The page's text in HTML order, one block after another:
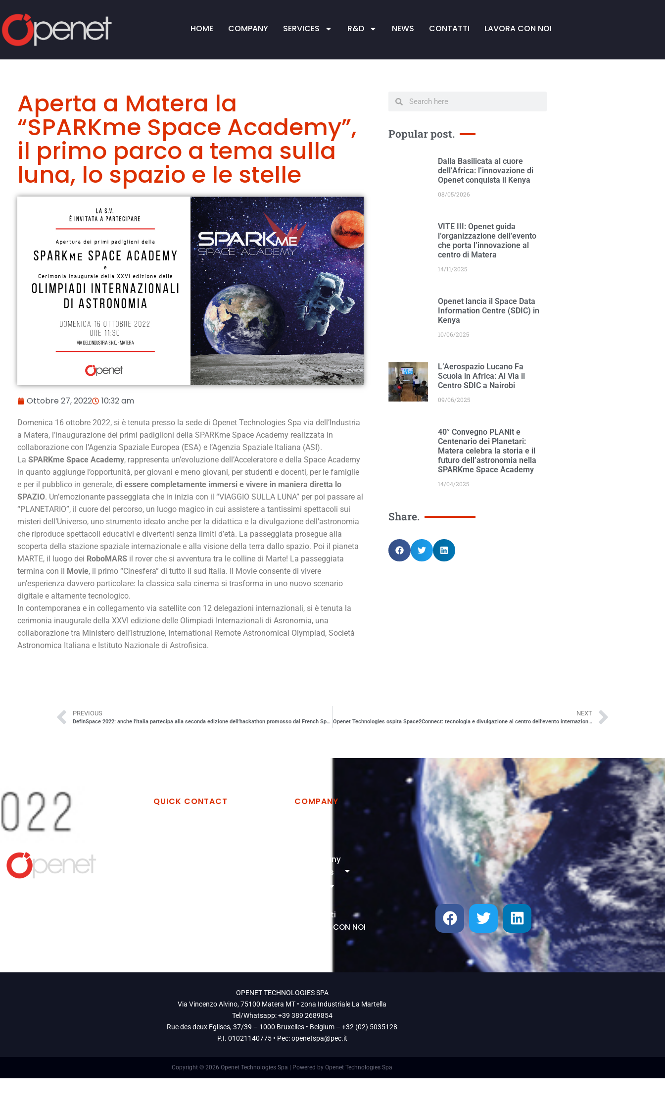
HOME COMPANY SERVICES R&D NEWS CONTATTI LAVORA CON NOI
Aperta a Matera la
“SPARKme Space Academy”,
il primo parco a tema sulla
luna, lo spazio e le stelle
Ottobre 27, 2022 10:32 am
Domenica 16 ottobre 2022, si è tenuta presso la sede di Openet Technologies Spa via dell’Industria
a Matera, l’inaugurazione dei primi padiglioni della SPARKme Space Academy realizzata in
collaborazione con l’Agenzia Spaziale Europea (ESA) e l’Agenzia Spaziale Italiana (ASI).
La SPARKme Space Academy, rappresenta un’evoluzione dell’Acceleratore e della Space Academy
in quanto aggiunge l’opportunità, per giovani e meno giovani, per studenti e docenti, per le famiglie
e per il pubblico in generale, di essere completamente immersi e vivere in maniera diretta lo
SPAZIO. Un’emozionante passeggiata che in inizia con il “VIAGGIO SULLA LUNA” per poi passare al
“PLANETARIO”, il cuore del percorso, un luogo magico in cui assistere a tantissimi spettacoli sui
misteri dell’Universo, uno strumento ideato anche per la didattica e la divulgazione dell’astronomia
che riproduce spettacoli educativi e divertenti senza limiti d’età. La passeggiata prosegue alla
scoperta della stazione spaziale internazionale e alla visione della terra dallo spazio. Poi il pianeta
MARTE, il luogo dei RoboMARS il rover che si avventura tra le colline di Marte! La passeggiata
termina con il
Movie, il primo “Cinesfera” di tutto il sud Italia. Il Movie consente di vivere
un’esperienza davvero particolare: la classica sala cinema si trasforma in uno nuovo scenario
digitale e altamente tecnologico.
In contemporanea e in collegamento via satellite con 12 delegazioni internazionali, si è tenuta la
cerimonia inaugurale della XXVI edizione delle Olimpiadi Internazionali di Asronomia, una
collaborazione tra Ministero dell’Istruzione, International Remote Astronomical Olympiad, Società
Astronomica Italiana e Istituto Nazionale di Astrofisica.
Popular post.
Dalla Basilicata al cuore
dell’Africa: l’innovazione di
Openet conquista il Kenya
08/05/2026
VITE III: Openet guida
l’organizzazione dell’evento
che porta l’innovazione al
centro di Matera
14/11/2025
Openet lancia il Space Data
Information Centre (SDIC) in
Kenya
10/06/2025
L’Aerospazio Lucano Fa
Scuola in Africa: Al Via il
Centro SDIC a Nairobi
09/06/2025
40° Convegno PLANit e
Centenario dei Planetari:
Matera celebra la storia e il
futuro dell’astronomia nella
SPARKme Space Academy
14/04/2025
Share.
PREVIOUS
DefInSpace 2022: anche l’Italia partecipa alla seconda edizione dell’hackathon promosso dal French Space Command: 24 ore per immaginare soluzioni per la Difesa spaziale di domani.
NEXT
Openet Technologies ospita Space2Connect: tecnologia e divulgazione al centro dell’evento internazionale
QUICK CONTACT COMPANY
Company
Services
Contatti
LAVORA CON NOI
OPENET TECHNOLOGIES SPA
Via Vincenzo Alvino, 75100 Matera MT • zona Industriale La Martella
Tel/Whatsapp: +39 389 2689854
Rue des deux Eglises, 37/39 – 1000 Bruxelles • Belgium – +32 (02) 5035128
P.I. 01021140775 • Pec:openetspa@pec.it
Copyright © 2026 Openet Technologies Spa | Powered by Openet Technologies Spa